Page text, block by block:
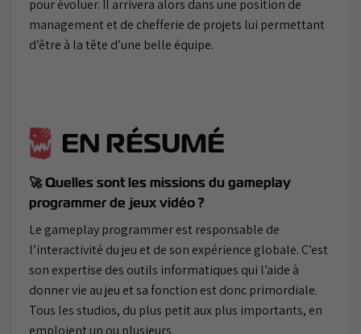
pour évoluer. Il arrivera alors dans une position de
management et de chefferie de projets lui permettant
d’être à la tête d’une belle équipe.
EN RÉSUMÉ
🚀 Quelles sont les missions du gameplay
programmer de jeux vidéo ?
Le gameplay programmer est responsable de
l’interactivité du jeu et de son expérience globale. C’est
son expertise des outils informatiques qui l’aide à
donner vie au jeu et sa fonction est donc primordiale.
Tous les studios, du plus petit aux plus importants, en